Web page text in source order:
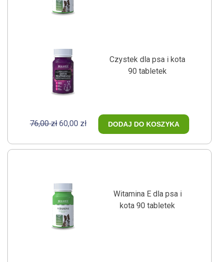
76,00 zł 60,00 zł DODAJ DO KOSZYKA
Czystek dla psa i kota
90 tabletek
Witamina E dla psa i
kota 90 tabletek